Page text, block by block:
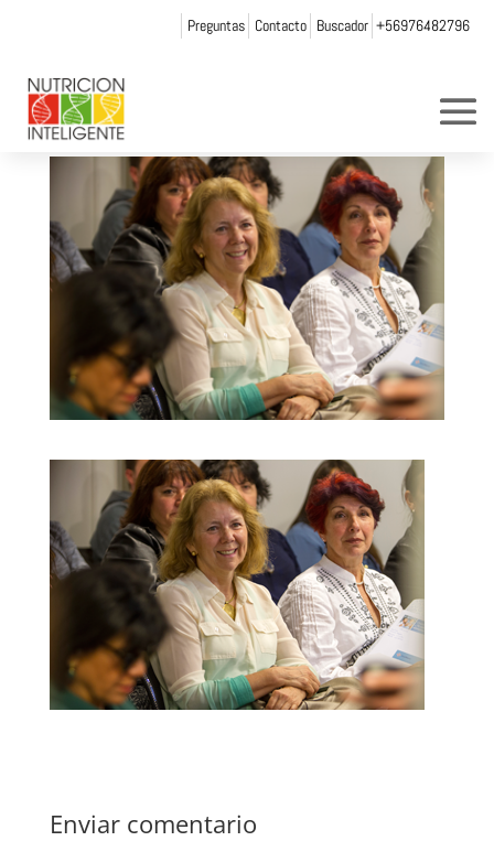
Preguntas Contacto Buscador +56976482796
11
porWeb Admin NI
Enviar comentario